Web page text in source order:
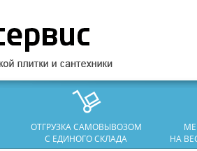
ОТГРУЗКА САМОВЫВОЗОМ
С ЕДИНОГО СКЛАДА
НА